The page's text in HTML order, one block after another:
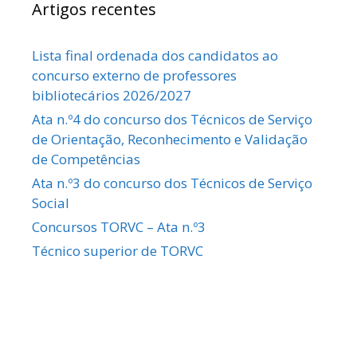
Artigos recentes
Lista final ordenada dos candidatos ao
concurso externo de professores
bibliotecários 2026/2027
Ata n.º4 do concurso dos Técnicos de Serviço
de Orientação, Reconhecimento e Validação
de Competências
Ata n.º3 do concurso dos Técnicos de Serviço
Social
Concursos TORVC – Ata n.º3
Técnico superior de TORVC